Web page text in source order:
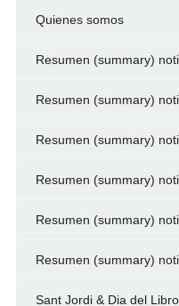
Quienes somos
Resumen (summary)
Resumen (summary)
Resumen (summary)
Resumen (summary)
Resumen (summary)
Resumen (summary)
Sant Jordi & Dia del Libro